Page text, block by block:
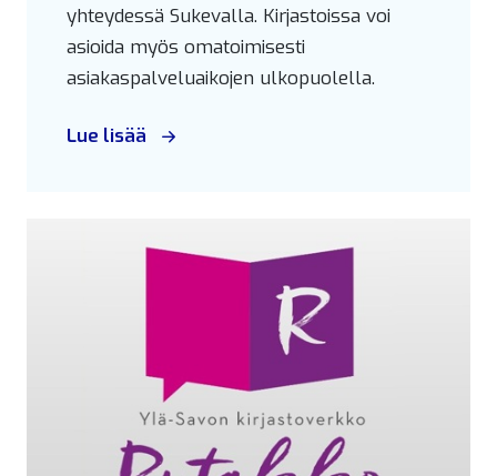
yhteydessä Sukevalla. Kirjastoissa voi
asioida myös omatoimisesti
asiakaspalveluaikojen ulkopuolella.
Lue lisää